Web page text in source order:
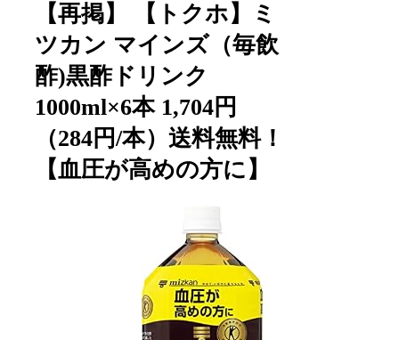
【再掲】 【トクホ】ミ
ツカン マインズ（毎飲
酢)黒酢ドリンク
1000ml×6本 1,704円
（284円/本）送料無料！
【血圧が高めの方に】